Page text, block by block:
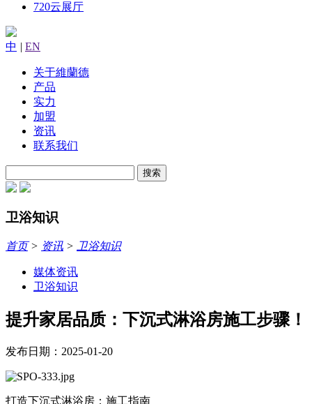
720云展厅
中 | EN
关于維蘭德
产品
实力
加盟
资讯
联系我们
搜索
卫浴知识
首页> 资讯 > 卫浴知识
媒体资讯
卫浴知识
提升家居品质：下沉式淋浴房施工步骤！
发布日期：2025-01-20
打造下沉式淋浴房：施工指南